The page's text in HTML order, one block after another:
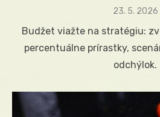
Posted
23. 5. 2026
Budžet viažte na stratégiu:
percentuálne prírastky,
odchýlok.